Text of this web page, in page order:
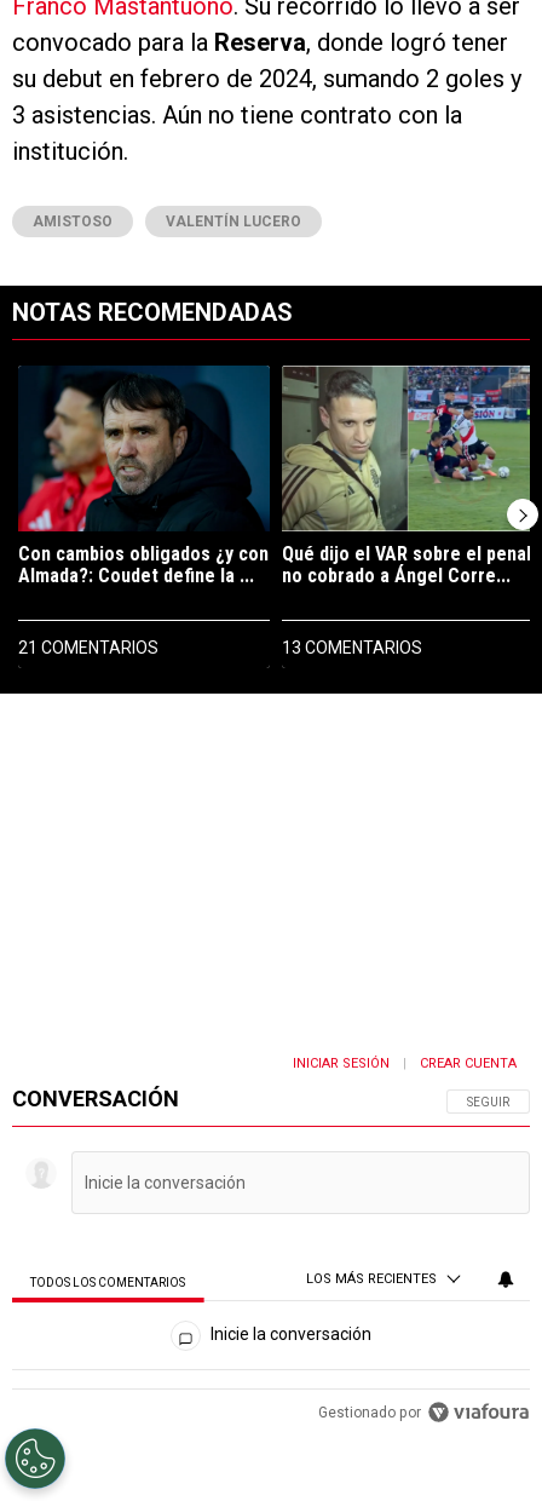
Franco Mastantuono. Su recorrido lo llevó a ser
convocado para la Reserva, donde logró tener
su debut en febrero de 2024, sumando 2 goles y
3 asistencias. Aún no tiene contrato con la
institución.
AMISTOSO VALENTÍN LUCERO
NOTAS RECOMENDADAS
PUBLICIDAD
Un artículo de tendencia con el título "Con cambios obligados ¿y
Con cambios obligados ¿y con
Almada?: Coudet define la ...
21 COMENTARIOS
Un artículo de tendencia con el
Qué dijo el VAR sobre el penal
no cobrado a Ángel Corre...
13 COMENTARIOS
CONVERSACIÓN SIGA ESTA
SEGUIR
INICIAR SESIÓN CREAR CUENTA
TODOS LOS COMENTARIOS LOS MÁS RECIENTES
Todos los comentarios
Inicie la conversación